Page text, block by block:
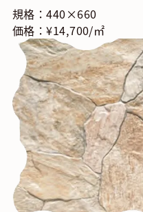
規格：440×660
価格：¥14,700/㎡